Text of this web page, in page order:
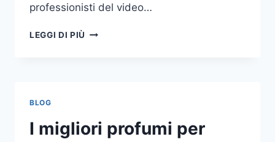
professionisti del video…
LEGGI DI PIÙ
VIDEO
BLOG
I migliori profumi per